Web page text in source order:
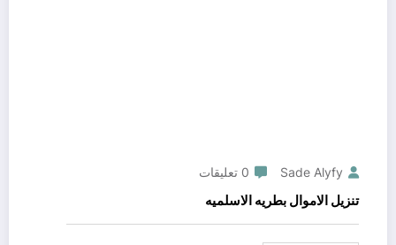
Sade Alyfy 0 تعليقات
تنزيل الاموال بطريه الاسلميه